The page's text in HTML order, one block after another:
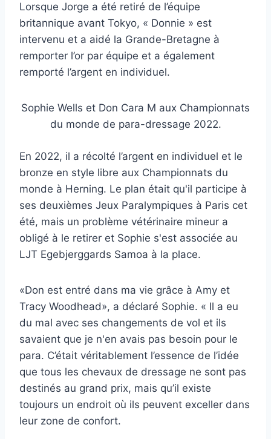
Lorsque Jorge a été retiré de l’équipe
britannique avant Tokyo, « Donnie » est
intervenu et a aidé la Grande-Bretagne à
remporter l’or par équipe et a également
remporté l’argent en individuel.
Sophie Wells et Don Cara M aux Championnats
du monde de para-dressage 2022.
En 2022, il a récolté l’argent en individuel et le
bronze en style libre aux Championnats du
monde à Herning. Le plan était qu'il participe à
ses deuxièmes Jeux Paralympiques à Paris cet
été, mais un problème vétérinaire mineur a
obligé à le retirer et Sophie s'est associée au
LJT Egebjerggards Samoa à la place.
«Don est entré dans ma vie grâce à Amy et
Tracy Woodhead», a déclaré Sophie. « Il a eu
du mal avec ses changements de vol et ils
savaient que je n'en avais pas besoin pour le
para. C’était véritablement l’essence de l’idée
que tous les chevaux de dressage ne sont pas
destinés au grand prix, mais qu’il existe
toujours un endroit où ils peuvent exceller dans
leur zone de confort.